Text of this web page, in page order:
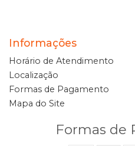
Informações
Horário de Atendimento
Localização
Formas de Pagamento
Mapa do Site
Formas de